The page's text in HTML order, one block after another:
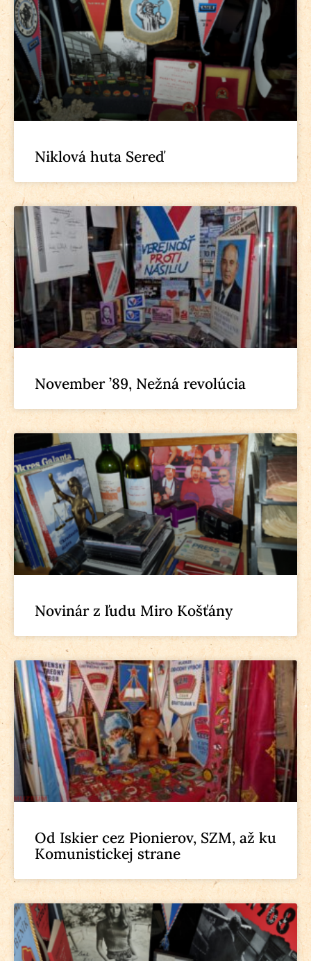
Niklová huta Sereď
November ’89, Nežná revolúcia
Novinár z ľudu Miro Košťány
Od Iskier cez Pionierov, SZM, až ku
Komunistickej strane